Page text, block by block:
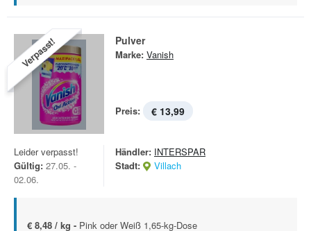
Verpasst! Pulver
Marke: Vanish
Preis: € 13,99
Leider verpasst!
Gültig: 27.05. -
02.06.
Händler: INTERSPAR
Stadt:
Villach
€ 8,48 / kg - Pink oder Weiß 1,65-kg-Dose